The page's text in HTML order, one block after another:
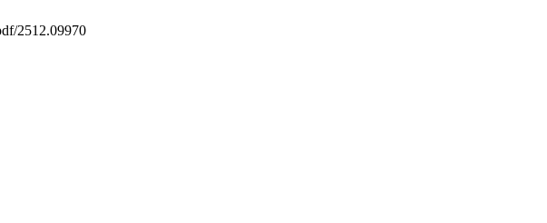
2512.09970